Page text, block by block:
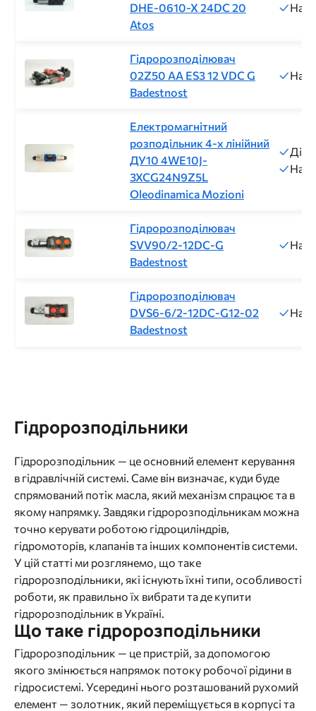
DHE-0610-X 24DC 20
Atos
Гідророзподілювач
02Z50 AA ES3 12 VDC G
Badestnost
Електромагнітний
розподільник 4-х лінійний
ДУ10 4WE10J-
3XCG24N9Z5L
Oleodinamica Mozioni
Гідророзподілювач
SVV90/2-12DC-G
Badestnost
Гідророзподілювач
DVS6-6/2-12DC-G12-02
Badestnost
Гідророзподільники
Гідророзподільник — це основний елемент керування
в гідравлічній системі. Саме він визначає, куди буде
спрямований потік масла, який механізм спрацює та в
якому напрямку. Завдяки гідророзподільникам можна
точно керувати роботою гідроциліндрів,
гідромоторів, клапанів та інших компонентів системи.
У цій статті ми розглянемо, що таке
гідророзподільники, які існують їхні типи, особливості
роботи, як правильно їх вибрати та де купити
гідророзподільник в Україні.
Що таке гідророзподільники
Гідророзподільник — це пристрій, за допомогою
якого змінюється напрямок потоку робочої рідини в
гідросистемі. Усередині нього розташований рухомий
елемент — золотник, який переміщується в корпусі та